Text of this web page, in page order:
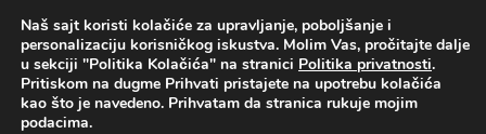
UŽIVO
Naslovna Vesti Gradske Teme
Naš sajt koristi kolačiće za upravljanje, poboljšanje i
personalizaciju korisničkog iskustva. Molim Vas, pročitajte dalje
u sekciji "Politika Kolačića" na stranici Politika privatnosti.
Pritiskom na dugme Prihvati pristajete na upotrebu kolačića
kao što je navedeno. Prihvatam da stranica rukuje mojim
podacima.